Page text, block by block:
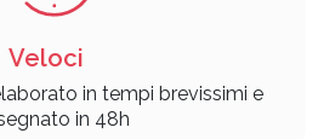
Veloci
in tempi brevissimi e
in 48h